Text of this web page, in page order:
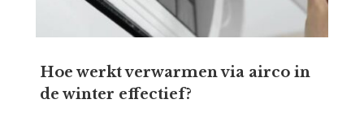
Hoe werkt verwarmen via airco in
de winter effectief?